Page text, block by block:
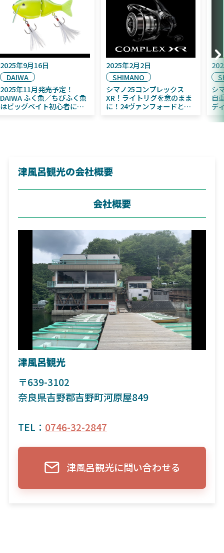
2025年9月16日
DAIWA
2025年11月発売予定！
DAIWA ふく魚／ちびふく魚
はビッグベイト初心者にお
2025年2月2日
SHIMANO
シマノ25コンプレックス
XR！ライトリグを意のまま
に！24ヴァンフォードとの
津風呂観光の会社概要
会社概要
津風呂観光
〒639-3102
奈良県吉野郡吉野町河原屋849
TEL： 0746-32-2847
津風呂観光に問い合わせる